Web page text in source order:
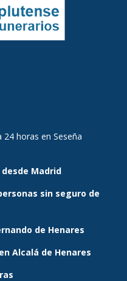
24 horas en Seseña
Madrid
sin seguro de
de Henares
Alcalá de Henares